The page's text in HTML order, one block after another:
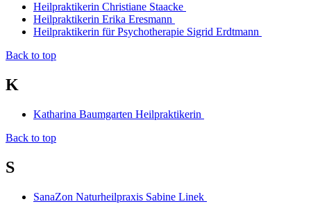
Heilpraktikerin Christiane Staacke
Heilpraktikerin Erika Eresmann
Heilpraktikerin für Psychotherapie Sigrid Erdtmann
Back to top
K
Katharina Baumgarten Heilpraktikerin
Back to top
S
SanaZon Naturheilpraxis Sabine Linek